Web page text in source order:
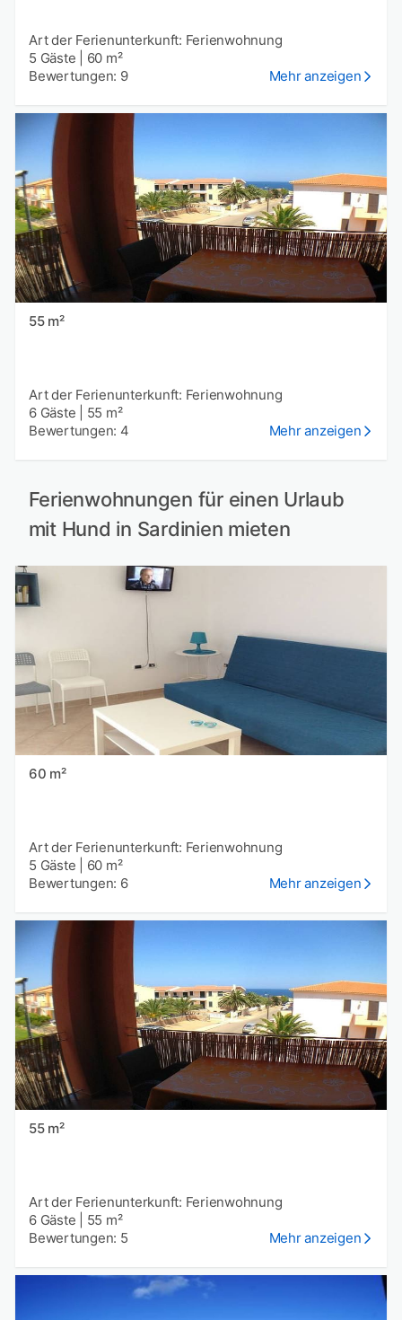
Art der Ferienunterkunft: Ferienwohnung
5 Gäste
60 m²
Bewertungen: 9
Mehr anzeigen
55 m²
Art der Ferienunterkunft: Ferienwohnung
6 Gäste
55 m²
Bewertungen: 4
Mehr anzeigen
Ferienwohnungen für einen Urlaub
mit Hund in Sardinien mieten
60 m²
Art der Ferienunterkunft: Ferienwohnung
5 Gäste
60 m²
Bewertungen: 6
Mehr anzeigen
55 m²
Art der Ferienunterkunft: Ferienwohnung
6 Gäste
55 m²
Bewertungen: 5
Mehr anzeigen